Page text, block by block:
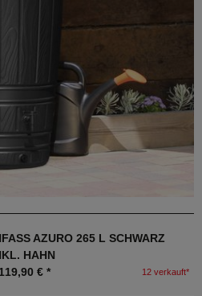
AZURO 265 L SCHWARZ
HAHN
119,90 € *
12 verkauft*